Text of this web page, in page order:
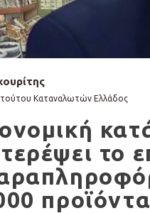
Καταναλωτών Ελλάδος
το